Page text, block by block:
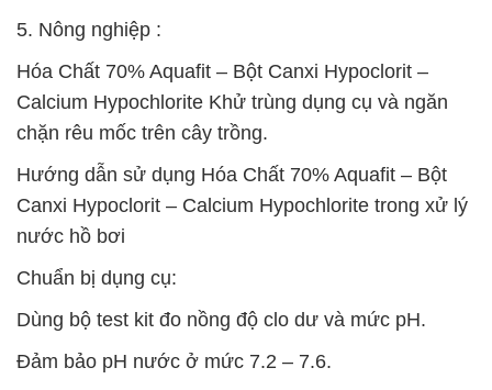
5. Nông nghiệp :
Hóa Chất 70% Aquafit – Bột Canxi Hypoclorit –
Calcium Hypochlorite Khử trùng dụng cụ và ngăn
chặn rêu mốc trên cây trồng.
Hướng dẫn sử dụng Hóa Chất 70% Aquafit – Bột
Canxi Hypoclorit – Calcium Hypochlorite trong xử lý
nước hồ bơi
Chuẩn bị dụng cụ:
Dùng bộ test kit đo nồng độ clo dư và mức pH.
Đảm bảo pH nước ở mức 7.2 – 7.6.